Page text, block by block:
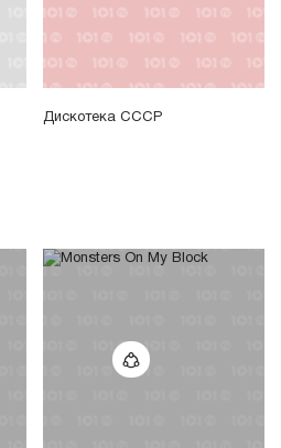
Дискотека СССР